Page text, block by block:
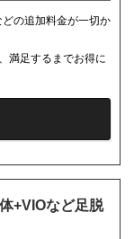
の追加料金が一切か
満足するまでお得に
+VIOなど足脱